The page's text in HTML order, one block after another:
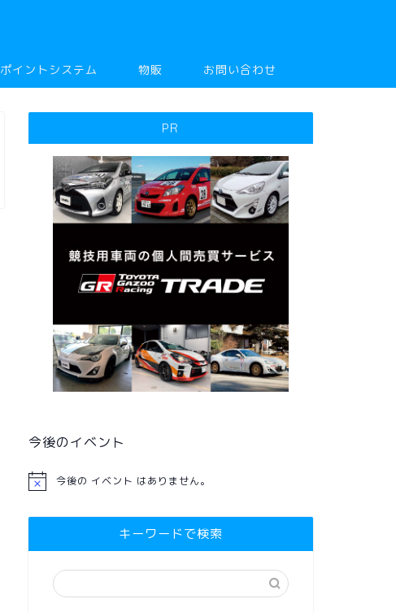
ポイントシステム 物販 お問い合わせ
PR
今後のイベント
今後の イベント はありません。
キーワードで検索